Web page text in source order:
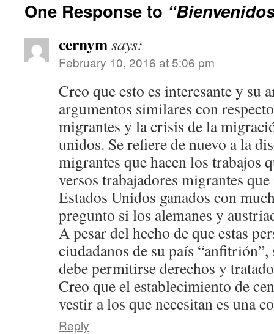
One Response to
cernymsays:
February 10, 2016 at 5:06 pm
Creo que esto es interesante y su
argumentos similares con
migrantes y la crisis de la
unidos. Se refiere de nuevo a la
migrantes que hacen los trabajos
versos trabajadores migrantes
Estados Unidos ganados con
pregunto si los alemanes y
A pesar del hecho de que estas
ciudadanos de su país
debe permitirse derechos y
Creo que el establecimiento de
vestir a los que necesitan es una
Reply